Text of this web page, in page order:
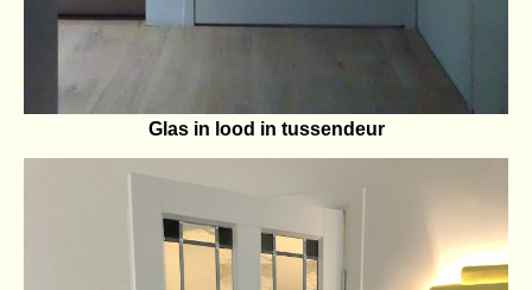
Glas in lood in tussendeur